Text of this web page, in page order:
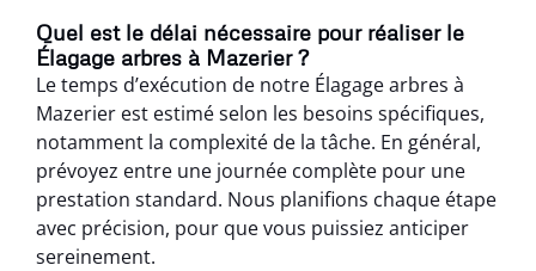
Quel est le délai nécessaire pour réaliser le
Élagage arbres à Mazerier ?
Le temps d’exécution de notre Élagage arbres à
Mazerier est estimé selon les besoins spécifiques,
notamment la complexité de la tâche. En général,
prévoyez entre une journée complète pour une
prestation standard. Nous planifions chaque étape
avec précision, pour que vous puissiez anticiper
sereinement.